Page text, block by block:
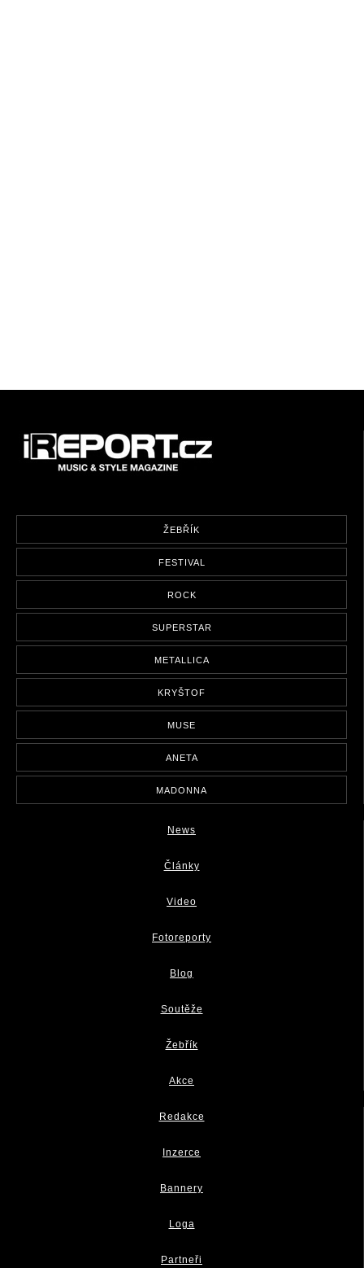
ŽEBŘÍK
FESTIVAL
ROCK
SUPERSTAR
METALLICA
KRYŠTOF
MUSE
ANETA
MADONNA
News
Články
Video
Fotoreporty
Blog
Soutěže
Žebřík
Akce
Redakce
Inzerce
Bannery
Loga
Partneři